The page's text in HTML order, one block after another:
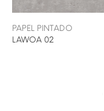
PAPEL PINTADO
LAWOA 02